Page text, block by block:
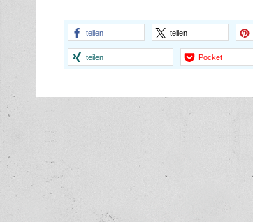
teilen teilen
teilen Pocket